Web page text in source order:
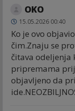
OKO
15.05.2026 00:40
Ko je ovo
čim.Znaju se
čitava odeljenja
pripremama
objavljeno da